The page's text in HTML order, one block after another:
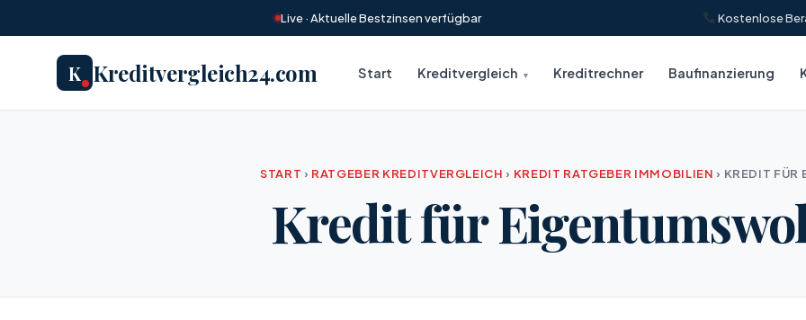
Live · Aktuelle Bestzinsen verfügbar Kostenlose
K Kreditvergleich24.com Start Kreditvergleich Kreditrechner Baufinanzierung
START › RATGEBER KREDITVERGLEICH › KREDIT RATGEBER IMMOBILIEN › KREDIT FÜR
Kredit für